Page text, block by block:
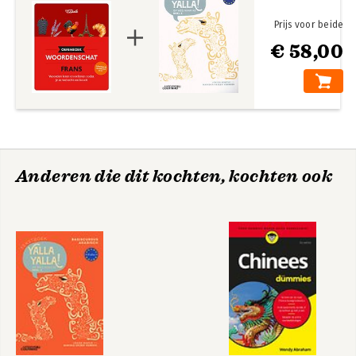
€ 58,00
Prijs voor beide
Anderen die dit kochten, kochten ook